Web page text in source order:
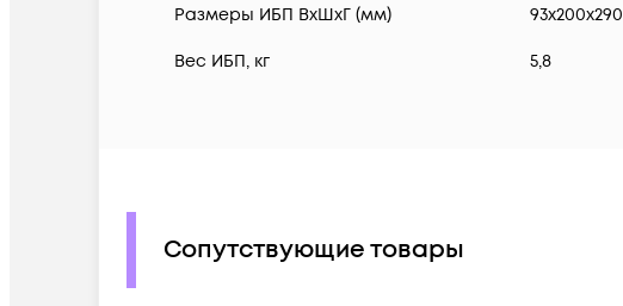
Размеры ИБП ВхШхГ (мм)
93х200х290
Вес ИБП, кг 5,8
Сопутствующие товары